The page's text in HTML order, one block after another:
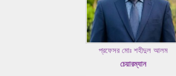
প্রফেসর মোঃ শহীদুল আলম
চেয়ারম্যান